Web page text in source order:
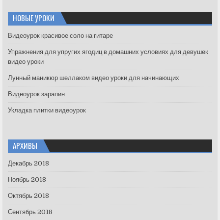
h
f
r
:
НОВЫЕ УРОКИ
Видеоурок красивое соло на гитаре
Упражнения для упругих ягодиц в домашних условиях для девушек
видео уроки
Лунный маникюр шеллаком видео уроки для начинающих
Видеоурок зарапин
Укладка плитки видеоурок
АРХИВЫ
Декабрь 2018
Ноябрь 2018
Октябрь 2018
Сентябрь 2018